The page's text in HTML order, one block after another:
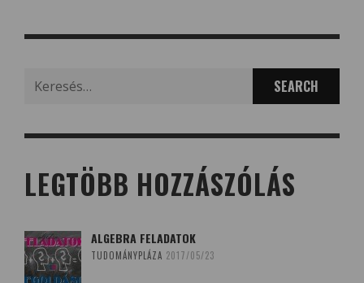
for:
LEGTÖBB HOZZÁSZÓLÁS
ALGEBRA FELADATOK
TUDOMÁNYPLÁZA 2017/05/23